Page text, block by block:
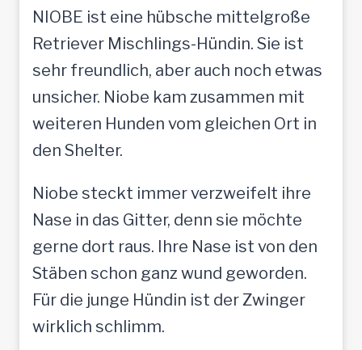
NIOBE ist eine hübsche mittelgroße
Retriever Mischlings-Hündin. Sie ist
sehr freundlich, aber auch noch etwas
unsicher. Niobe kam zusammen mit
weiteren Hunden vom gleichen Ort in
den Shelter.
Niobe steckt immer verzweifelt ihre
Nase in das Gitter, denn sie möchte
gerne dort raus. Ihre Nase ist von den
Stäben schon ganz wund geworden.
Für die junge Hündin ist der Zwinger
wirklich schlimm.